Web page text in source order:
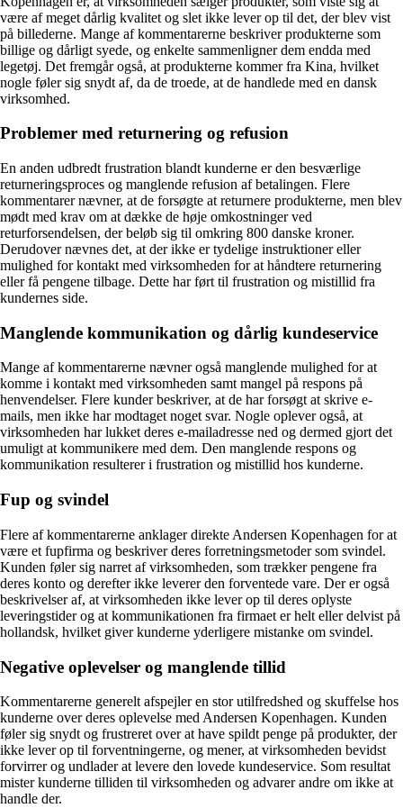
være af meget dårlig kvalitet og slet ikke lever op til det, der blev vist
på billederne. Mange af kommentarerne beskriver produkterne som
billige og dårligt syede, og enkelte sammenligner dem endda med
legetøj. Det fremgår også, at produkterne kommer fra Kina, hvilket
nogle føler sig snydt af, da de troede, at de handlede med en dansk
virksomhed.
Problemer med returnering og refusion
En anden udbredt frustration blandt kunderne er den besværlige
returneringsproces og manglende refusion af betalingen. Flere
kommentarer nævner, at de forsøgte at returnere produkterne, men blev
mødt med krav om at dække de høje omkostninger ved
returforsendelsen, der beløb sig til omkring 800 danske kroner.
Derudover nævnes det, at der ikke er tydelige instruktioner eller
mulighed for kontakt med virksomheden for at håndtere returnering
eller få pengene tilbage. Dette har ført til frustration og mistillid fra
kundernes side.
Manglende kommunikation og dårlig kundeservice
Mange af kommentarerne nævner også manglende mulighed for at
komme i kontakt med virksomheden samt mangel på respons på
henvendelser. Flere kunder beskriver, at de har forsøgt at skrive e-
mails, men ikke har modtaget noget svar. Nogle oplever også, at
virksomheden har lukket deres e-mailadresse ned og dermed gjort det
umuligt at kommunikere med dem. Den manglende respons og
kommunikation resulterer i frustration og mistillid hos kunderne.
Fup og svindel
Flere af kommentarerne anklager direkte Andersen Kopenhagen for at
være et fupfirma og beskriver deres forretningsmetoder som svindel.
Kunden føler sig narret af virksomheden, som trækker pengene fra
deres konto og derefter ikke leverer den forventede vare. Der er også
beskrivelser af, at virksomheden ikke lever op til deres oplyste
leveringstider og at kommunikationen fra firmaet er helt eller delvist på
hollandsk, hvilket giver kunderne yderligere mistanke om svindel.
Negative oplevelser og manglende tillid
Kommentarerne generelt afspejler en stor utilfredshed og skuffelse hos
kunderne over deres oplevelse med Andersen Kopenhagen. Kunden
føler sig snydt og frustreret over at have spildt penge på produkter, der
ikke lever op til forventningerne, og mener, at virksomheden bevidst
forvirrer og undlader at levere den lovede kundeservice. Som resultat
mister kunderne tilliden til virksomheden og advarer andre om ikke at
handle der.